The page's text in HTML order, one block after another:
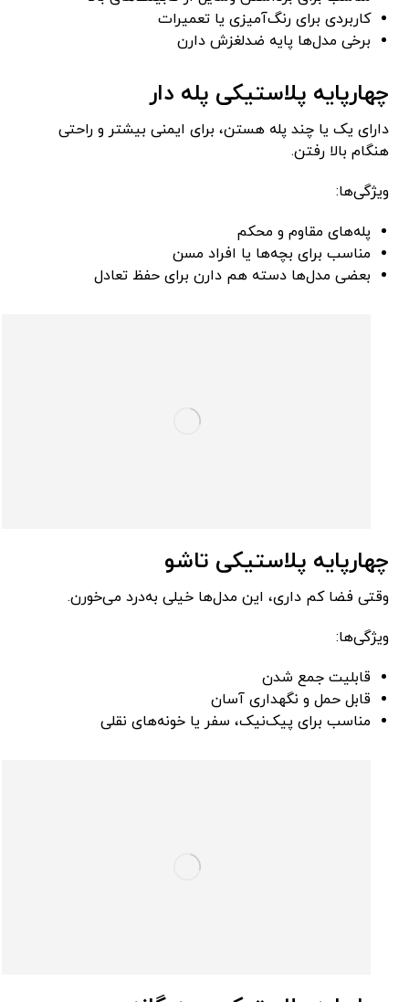
کاربردی برای رنگ‌آمیزی یا تعمیرات
برخی مدل‌ها پایه ضدلغزش دارن
چهارپایه پلاستیکی پله دار
دارای یک یا چند پله هستن، برای ایمنی بیشتر و راحتی
هنگام بالا رفتن.
ویژگی‌ها:
پله‌های مقاوم و محکم
مناسب برای بچه‌ها یا افراد مسن
بعضی مدل‌ها دسته هم دارن برای حفظ تعادل
چهارپایه پلاستیکی تاشو
وقتی فضا کم داری، این مدل‌ها خیلی به‌درد می‌خورن.
ویژگی‌ها:
قابلیت جمع شدن
قابل حمل و نگهداری آسان
مناسب برای پیک‌نیک، سفر یا خونه‌های نقلی